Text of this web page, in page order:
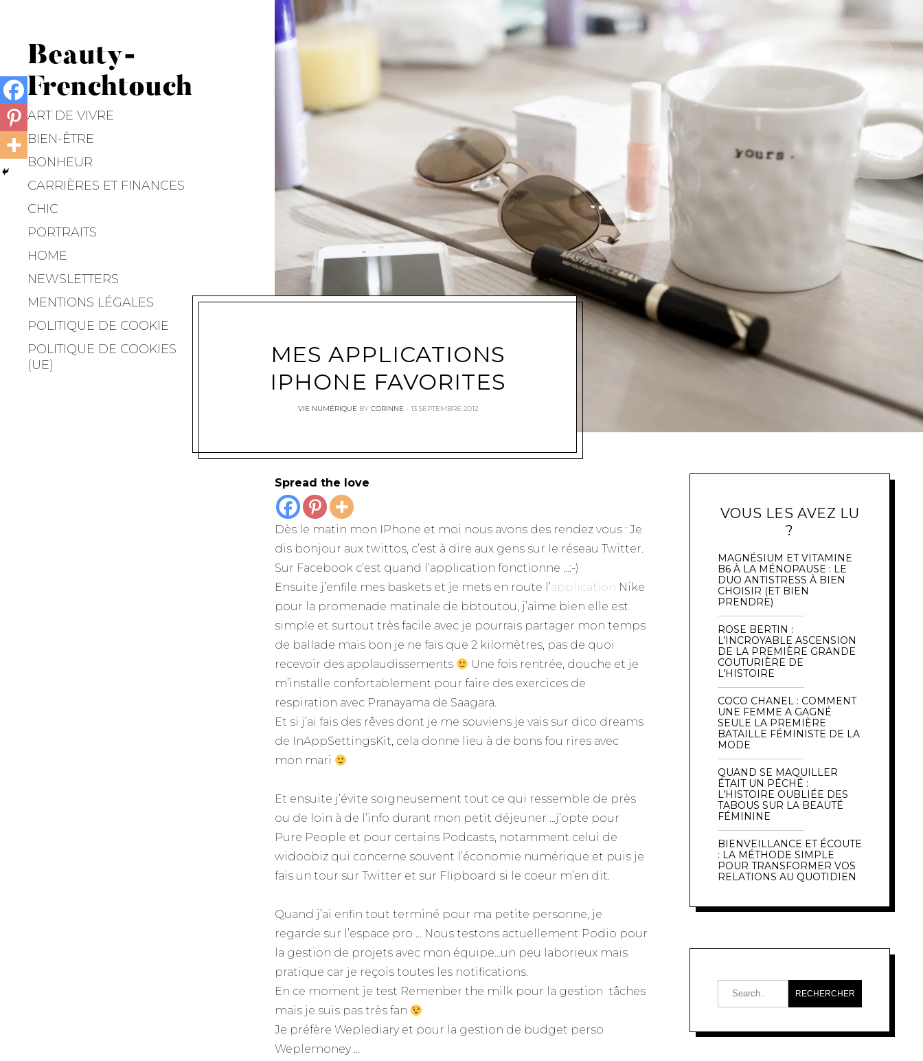
Beauty-
Frenchtouch
ART DE VIVRE
BIEN-ÊTRE
BONHEUR
CARRIÈRES ET FINANCES
CHIC
PORTRAITS
HOME
NEWSLETTERS
MENTIONS LÉGALES
POLITIQUE DE COOKIE
POLITIQUE DE COOKIES
(UE)
MES APPLICATIONS
IPHONE FAVORITES
VIE NUMÉRIQUE BY CORINNE 13 SEPTEMBRE 2012
Spread the love
Dès le matin mon IPhone et moi nous avons des rendez vous : Je
dis bonjour aux twittos, c’est à dire aux gens sur le réseau Twitter.
Sur Facebook c’est quand l’application fonctionne …:-)
Ensuite j’enfile mes baskets et je mets en route l’application Nike
pour la promenade matinale de bbtoutou, j’aime bien elle est
simple et surtout très facile avec je pourrais partager mon temps
de ballade mais bon je ne fais que 2 kilomètres, pas de quoi
recevoir des applaudissements
Une fois rentrée, douche et je
m’installe confortablement pour faire des exercices de
respiration avec Pranayama de Saagara.
Et si j’ai fais des rêves dont je me souviens je vais sur dico dreams
de InAppSettingsKit, cela donne lieu à de bons fou rires avec
mon mari
Et ensuite j’évite soigneusement tout ce qui ressemble de près
ou de loin à de l’info durant mon petit déjeuner …j’opte pour
Pure People et pour certains Podcasts, notamment celui de
widoobiz qui concerne souvent l’économie numérique et puis je
fais un tour sur Twitter et sur Flipboard si le coeur m’en dit.
Quand j’ai enfin tout terminé pour ma petite personne, je
regarde sur l’espace pro … Nous testons actuellement Podio pour
la gestion de projets avec mon équipe…un peu laborieux mais
pratique car je reçois toutes les notifications.
En ce moment je test Remenber the milk pour la gestion tâches
mais je suis pas très fan
Je préfère Weplediary et pour la gestion de budget perso
Weplemoney …
VOUS LES AVEZ LU
?
MAGNÉSIUM ET VITAMINE
B6 À LA MÉNOPAUSE : LE
DUO ANTISTRESS À BIEN
CHOISIR (ET BIEN
PRENDRE)
ROSE BERTIN :
L’INCROYABLE ASCENSION
DE LA PREMIÈRE GRANDE
COUTURIÈRE DE
L’HISTOIRE
COCO CHANEL : COMMENT
UNE FEMME A GAGNÉ
SEULE LA PREMIÈRE
BATAILLE FÉMINISTE DE LA
MODE
QUAND SE MAQUILLER
ÉTAIT UN PÉCHÉ :
L’HISTOIRE OUBLIÉE DES
TABOUS SUR LA BEAUTÉ
FÉMININE
BIENVEILLANCE ET ÉCOUTE
: LA MÉTHODE SIMPLE
POUR TRANSFORMER VOS
RELATIONS AU QUOTIDIEN